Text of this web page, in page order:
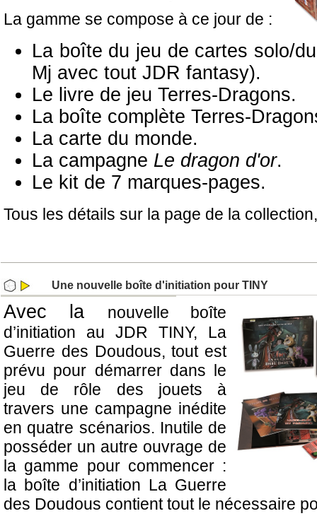
La gamme se compose à ce jour de :
La boîte du jeu de cartes solo/
Mj avec tout JDR fantasy).
Le livre de jeu Terres-Dragons.
La boîte complète Terres-
La carte du monde.
La campagne Le dragon d'or.
Le kit de 7 marques-pages.
Tous les détails sur la page de la
Une nouvelle boîte d'initiation pour TINY
Avec la
nouvelle boîte
d’initiation au JDR TINY, La
Guerre des Doudous, tout est
prévu pour démarrer dans le
jeu de rôle des jouets à
travers une campagne inédite
en quatre scénarios. Inutile de
posséder un autre ouvrage de
la gamme pour commencer :
la boîte d’initiation La Guerre
des Doudous contient tout le nécessaire